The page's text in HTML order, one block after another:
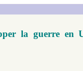
la guerre en